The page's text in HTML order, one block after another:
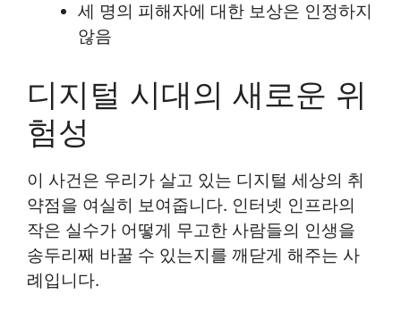
세 명의 피해자에 대한 보상은 인정하지
않음
디지털 시대의 새로운 위
험성
이 사건은 우리가 살고 있는 디지털 세상의 취
약점을 여실히 보여줍니다. 인터넷 인프라의
작은 실수가 어떻게 무고한 사람들의 인생을
송두리째 바꿀 수 있는지를 깨닫게 해주는 사
례입니다.